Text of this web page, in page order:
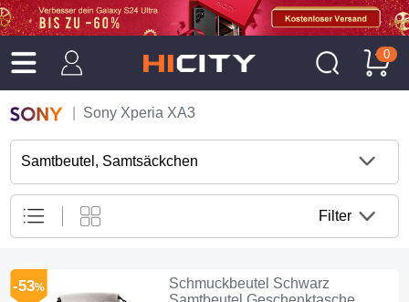
0
Sony Xperia XA3
Samtbeutel, Samtsäckchen
Filter
Schmuckbeutel Schwarz
-53%